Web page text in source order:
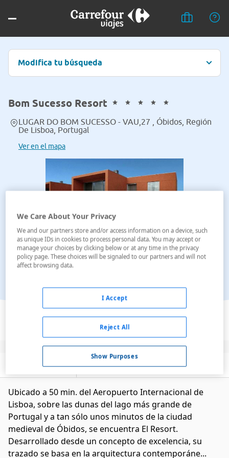
Modifica tu búsqueda
Bom Sucesso Resort
LUGAR DO BOM SUCESSO - VAU,27 , Óbidos, Región
De Lisboa, Portugal
Ver en el mapa
Ver en el mapa
Descripción Servicios
Ubicado a 50 min. del Aeropuerto Internacional de
Lisboa, sobre las dunas del lago más grande de
Portugal y a tan sólo unos minutos de la ciudad
medieval de Óbidos, se encuentra El Resort.
Desarrollado desde un concepto de excelencia, su
trazado se basa en la arquitectura contemporáne...
We Care About Your Privacy
We and our partners store and/or access information on a device, such
as unique IDs in cookies to process personal data. You may accept or
manage your choices by clicking below or at any time in the privacy
policy page. These choices will be signaled to our partners and will not
affect browsing data.
Show Purposes
Reject All
I Accept